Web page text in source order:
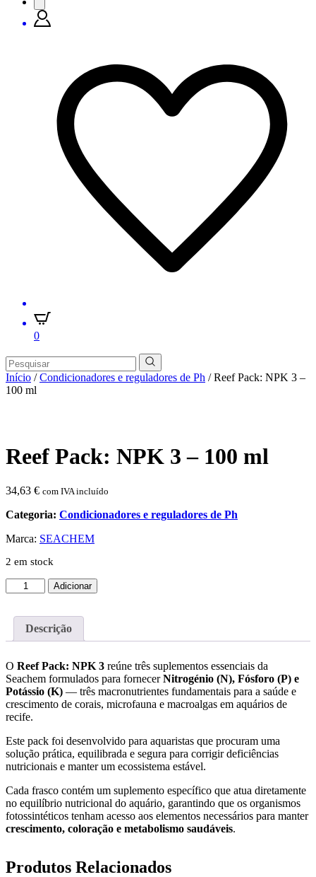
0
Início /Condicionadores e reguladores de Ph / Reef Pack: NPK 3 –
100 ml
Reef Pack: NPK 3 – 100 ml
34,63 € com IVA incluído
Categoria: Condicionadores e reguladores de Ph
Marca: SEACHEM
2 em stock
Quantidade
de
Pack:
NPK
-
100
ml
Adicionar
Descrição
O Reef Pack: NPK 3 reúne três suplementos essenciais da
Seachem formulados para fornecerNitrogénio (N), Fósforo (P) e
Potássio (K) — três macronutrientes fundamentais para a saúde e
crescimento de corais, microfauna e macroalgas em aquários de
recife.
Este pack foi desenvolvido para aquaristas que procuram uma
solução prática, equilibrada e segura para corrigir deficiências
nutricionais e manter um ecossistema estável.
Cada frasco contém um suplemento específico que atua diretamente
no equilíbrio nutricional do aquário, garantindo que os organismos
fotossintéticos tenham acesso aos elementos necessários para manter
crescimento, coloração e metabolismo saudáveis.
Produtos Relacionados